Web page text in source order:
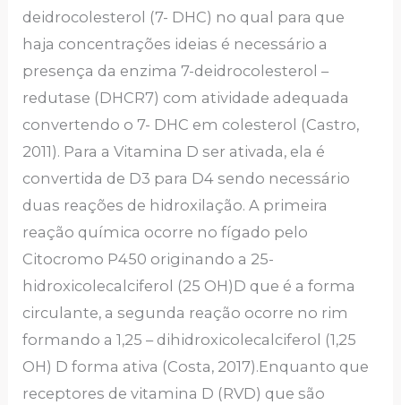
deidrocolesterol (7- DHC) no qual para que
haja concentrações ideias é necessário a
presença da enzima 7-deidrocolesterol –
redutase (DHCR7) com atividade adequada
convertendo o 7- DHC em colesterol (Castro,
2011). Para a Vitamina D ser ativada, ela é
convertida de D3 para D4 sendo necessário
duas reações de hidroxilação. A primeira
reação química ocorre no fígado pelo
Citocromo P450 originando a 25-
hidroxicolecalciferol (25 OH)D que é a forma
circulante, a segunda reação ocorre no rim
formando a 1,25 – dihidroxicolecalciferol (1,25
OH) D forma ativa (Costa, 2017).Enquanto que
receptores de vitamina D (RVD) que são